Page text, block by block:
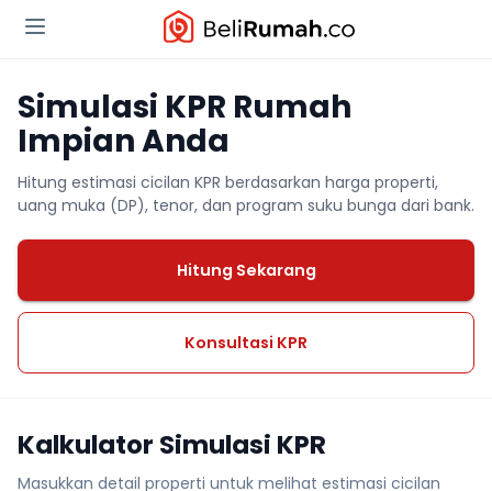
Simulasi KPR Rumah
Impian Anda
Hitung estimasi cicilan KPR berdasarkan harga properti,
uang muka (DP), tenor, dan program suku bunga dari bank.
Hitung Sekarang
Konsultasi KPR
Kalkulator Simulasi KPR
Masukkan detail properti untuk melihat estimasi cicilan